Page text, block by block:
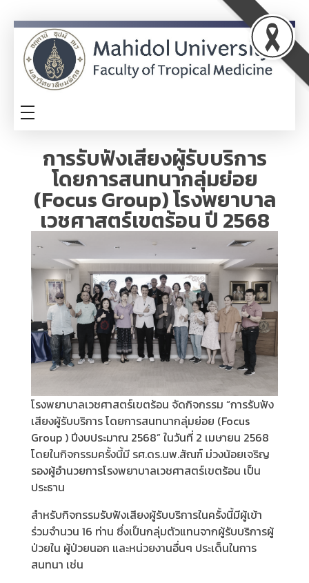
TM-ITA
การรับฟังเสียงผู้รับบริการ
โดยการสนทนากลุ่มย่อย
(Focus Group) โรงพยาบาล
เวชศาสตร์เขตร้อน ปี 2568
โรงพยาบาลเวชศาสตร์เขตร้อน จัดกิจกรรม “การรับฟัง
เสียงผู้รับบริการ โดยการสนทนากลุ่มย่อย (Focus
Group ) ปีงบประมาณ 2568” ในวันที่ 2 เมษายน 2568
โดยในกิจกรรมครั้งนี้มี รศ.ดร.นพ.สัณฑ์ ม่วงน้อยเจริญ
รองผู้อำนวยการโรงพยาบาลเวชศาสตร์เขตร้อน เป็น
ประธาน
สำหรับกิจกรรมรับฟังเสียงผู้รับบริการในครั้งนี้มีผู้เข้า
ร่วมจำนวน 16 ท่าน ซึ่งเป็นกลุ่มตัวแทนจากผู้รับบริการผู้
ป่วยใน ผู้ป่วยนอก และหน่วยงานอื่นๆ ประเด็นในการ
สนทนา เช่น